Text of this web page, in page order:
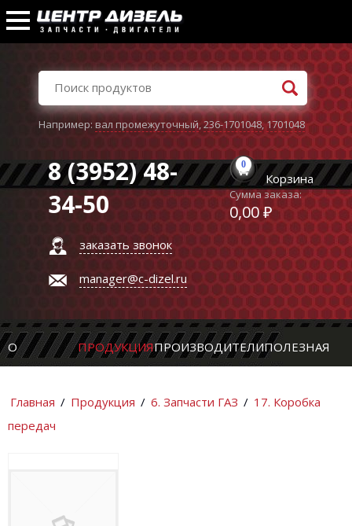
Например:вал промежуточный,236-1701048,1701048
8 (3952) 48-
34-50
заказать звонок
manager@c-dizel.ru
0
Корзина
Сумма заказа:
0,00 ₽
О ПРОДУКЦИЯПРОИЗВОДИТЕЛИПОЛЕЗНАЯ
Главная / Продукция / 6. Запчасти ГАЗ / 17. Коробка
передач